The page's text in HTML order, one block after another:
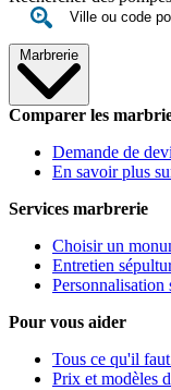
Marbrerie
Comparer les
Demande de
En savoir plus
Services marbrerie
Choisir un
Entretien
Personnalisation
Pour vous aider
Tous ce qu'il
Prix et modèles